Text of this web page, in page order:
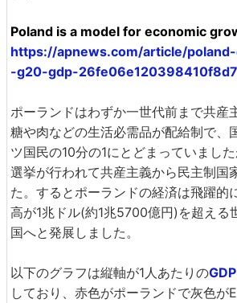
Poland is a model for economic
https://apnews.com/article/
-g20-gdp-
ポーランドはわずか一世代前まで共産
糖や肉などの生活必需品が配給制で、
ツ国民の10分の1にとどまっていまし
選挙が行われて共産主義から民主制国
た。するとポーランドの経済は飛躍的
高が1兆ドル(約1兆5700億円)を超える
国へと発展しました。
以下のグラフは縦軸が1人あたりの
しており、赤色がポーランドで灰色が